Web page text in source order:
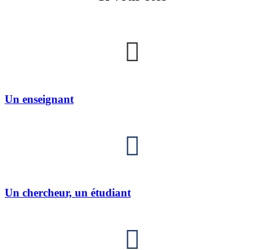
Un enseignant
Un chercheur, un étudiant